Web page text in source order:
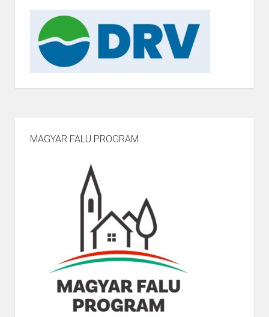
MAGYAR FALU PROGRAM